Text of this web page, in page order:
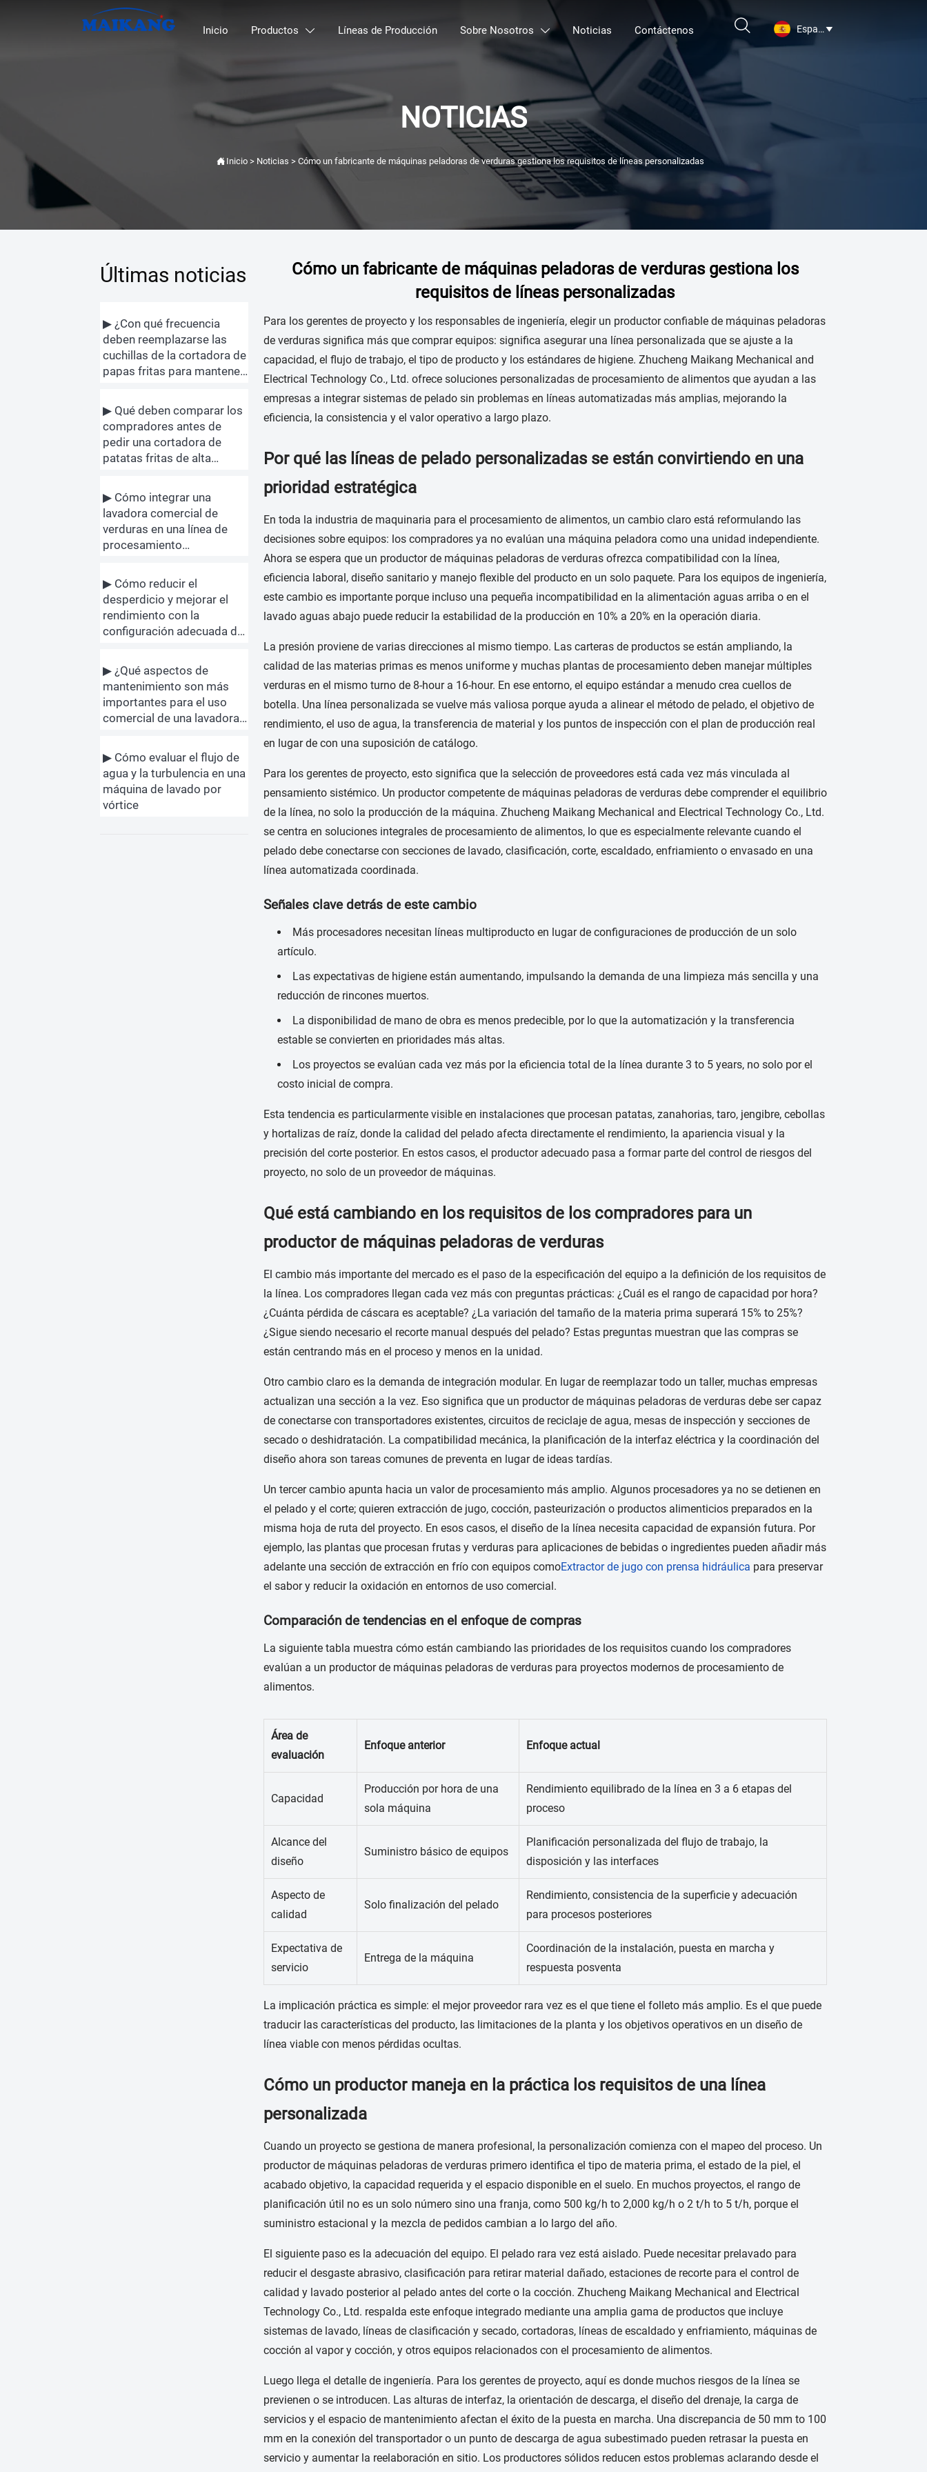
Inicio Productos  Líneas de Producción Sobre Nosotros  Noticias Contáctenos  Español 
NOTICIAS
 Inicio > Noticias > Cómo un fabricante de máquinas peladoras de verduras gestiona los requisitos de líneas personalizadas
Últimas noticias
▶ ¿Con qué frecuencia
deben reemplazarse las
cuchillas de la cortadora de
papas fritas para mantener
▶ Qué deben comparar los
compradores antes de
pedir una cortadora de
patatas fritas de alta
▶ Cómo integrar una
lavadora comercial de
verduras en una línea de
procesamiento
▶ Cómo reducir el
desperdicio y mejorar el
rendimiento con la
configuración adecuada de
fritas
▶ ¿Qué aspectos de
mantenimiento son más
importantes para el uso
comercial de una lavadora
▶ Cómo evaluar el flujo de
agua y la turbulencia en una
máquina de lavado por
vórtice
Cómo un fabricante de máquinas peladoras de verduras gestiona los
requisitos de líneas personalizadas
Para los gerentes de proyecto y los responsables de ingeniería, elegir un productor confiable de máquinas peladoras
de verduras significa más que comprar equipos: significa asegurar una línea personalizada que se ajuste a la
capacidad, el flujo de trabajo, el tipo de producto y los estándares de higiene. Zhucheng Maikang Mechanical and
Electrical Technology Co., Ltd. ofrece soluciones personalizadas de procesamiento de alimentos que ayudan a las
empresas a integrar sistemas de pelado sin problemas en líneas automatizadas más amplias, mejorando la
eficiencia, la consistencia y el valor operativo a largo plazo.
Por qué las líneas de pelado personalizadas se están convirtiendo en una
prioridad estratégica
En toda la industria de maquinaria para el procesamiento de alimentos, un cambio claro está reformulando las
decisiones sobre equipos: los compradores ya no evalúan una máquina peladora como una unidad independiente.
Ahora se espera que un productor de máquinas peladoras de verduras ofrezca compatibilidad con la línea,
eficiencia laboral, diseño sanitario y manejo flexible del producto en un solo paquete. Para los equipos de ingeniería,
este cambio es importante porque incluso una pequeña incompatibilidad en la alimentación aguas arriba o en el
lavado aguas abajo puede reducir la estabilidad de la producción en 10% a 20% en la operación diaria.
La presión proviene de varias direcciones al mismo tiempo. Las carteras de productos se están ampliando, la
calidad de las materias primas es menos uniforme y muchas plantas de procesamiento deben manejar múltiples
verduras en el mismo turno de 8-hour a 16-hour. En ese entorno, el equipo estándar a menudo crea cuellos de
botella. Una línea personalizada se vuelve más valiosa porque ayuda a alinear el método de pelado, el objetivo de
rendimiento, el uso de agua, la transferencia de material y los puntos de inspección con el plan de producción real
en lugar de con una suposición de catálogo.
Para los gerentes de proyecto, esto significa que la selección de proveedores está cada vez más vinculada al
pensamiento sistémico. Un productor competente de máquinas peladoras de verduras debe comprender el equilibrio
de la línea, no solo la producción de la máquina. Zhucheng Maikang Mechanical and Electrical Technology Co., Ltd.
se centra en soluciones integrales de procesamiento de alimentos, lo que es especialmente relevante cuando el
pelado debe conectarse con secciones de lavado, clasificación, corte, escaldado, enfriamiento o envasado en una
línea automatizada coordinada.
Señales clave detrás de este cambio
Más procesadores necesitan líneas multiproducto en lugar de configuraciones de producción de un solo
artículo.
Las expectativas de higiene están aumentando, impulsando la demanda de una limpieza más sencilla y una
reducción de rincones muertos.
La disponibilidad de mano de obra es menos predecible, por lo que la automatización y la transferencia
estable se convierten en prioridades más altas.
Los proyectos se evalúan cada vez más por la eficiencia total de la línea durante 3 to 5 years, no solo por el
costo inicial de compra.
Esta tendencia es particularmente visible en instalaciones que procesan patatas, zanahorias, taro, jengibre, cebollas
y hortalizas de raíz, donde la calidad del pelado afecta directamente el rendimiento, la apariencia visual y la
precisión del corte posterior. En estos casos, el productor adecuado pasa a formar parte del control de riesgos del
proyecto, no solo de un proveedor de máquinas.
Qué está cambiando en los requisitos de los compradores para un
productor de máquinas peladoras de verduras
El cambio más importante del mercado es el paso de la especificación del equipo a la definición de los requisitos de
la línea. Los compradores llegan cada vez más con preguntas prácticas: ¿Cuál es el rango de capacidad por hora?
¿Cuánta pérdida de cáscara es aceptable? ¿La variación del tamaño de la materia prima superará 15% to 25%?
¿Sigue siendo necesario el recorte manual después del pelado? Estas preguntas muestran que las compras se
están centrando más en el proceso y menos en la unidad.
Otro cambio claro es la demanda de integración modular. En lugar de reemplazar todo un taller, muchas empresas
actualizan una sección a la vez. Eso significa que un productor de máquinas peladoras de verduras debe ser capaz
de conectarse con transportadores existentes, circuitos de reciclaje de agua, mesas de inspección y secciones de
secado o deshidratación. La compatibilidad mecánica, la planificación de la interfaz eléctrica y la coordinación del
diseño ahora son tareas comunes de preventa en lugar de ideas tardías.
Un tercer cambio apunta hacia un valor de procesamiento más amplio. Algunos procesadores ya no se detienen en
el pelado y el corte; quieren extracción de jugo, cocción, pasteurización o productos alimenticios preparados en la
misma hoja de ruta del proyecto. En esos casos, el diseño de la línea necesita capacidad de expansión futura. Por
ejemplo, las plantas que procesan frutas y verduras para aplicaciones de bebidas o ingredientes pueden añadir más
adelante una sección de extracción en frío con equipos comoExtractor de jugo con prensa hidráulica para preservar
el sabor y reducir la oxidación en entornos de uso comercial.
Comparación de tendencias en el enfoque de compras
La siguiente tabla muestra cómo están cambiando las prioridades de los requisitos cuando los compradores
evalúan a un productor de máquinas peladoras de verduras para proyectos modernos de procesamiento de
alimentos.
Área de
evaluación
Enfoque anterior Enfoque actual
Capacidad
Producción por hora de una
sola máquina
Rendimiento equilibrado de la línea en 3 a 6 etapas del
proceso
Alcance del
diseño
Suministro básico de equipos
Planificación personalizada del flujo de trabajo, la
disposición y las interfaces
Aspecto de
calidad
Solo finalización del pelado
Rendimiento, consistencia de la superficie y adecuación
para procesos posteriores
Expectativa de
servicio
Entrega de la máquina
Coordinación de la instalación, puesta en marcha y
respuesta posventa
La implicación práctica es simple: el mejor proveedor rara vez es el que tiene el folleto más amplio. Es el que puede
traducir las características del producto, las limitaciones de la planta y los objetivos operativos en un diseño de
línea viable con menos pérdidas ocultas.
Cómo un productor maneja en la práctica los requisitos de una línea
personalizada
Cuando un proyecto se gestiona de manera profesional, la personalización comienza con el mapeo del proceso. Un
productor de máquinas peladoras de verduras primero identifica el tipo de materia prima, el estado de la piel, el
acabado objetivo, la capacidad requerida y el espacio disponible en el suelo. En muchos proyectos, el rango de
planificación útil no es un solo número sino una franja, como 500 kg/h to 2,000 kg/h o 2 t/h to 5 t/h, porque el
suministro estacional y la mezcla de pedidos cambian a lo largo del año.
El siguiente paso es la adecuación del equipo. El pelado rara vez está aislado. Puede necesitar prelavado para
reducir el desgaste abrasivo, clasificación para retirar material dañado, estaciones de recorte para el control de
calidad y lavado posterior al pelado antes del corte o la cocción. Zhucheng Maikang Mechanical and Electrical
Technology Co., Ltd. respalda este enfoque integrado mediante una amplia gama de productos que incluye
sistemas de lavado, líneas de clasificación y secado, cortadoras, líneas de escaldado y enfriamiento, máquinas de
cocción al vapor y cocción, y otros equipos relacionados con el procesamiento de alimentos.
Luego llega el detalle de ingeniería. Para los gerentes de proyecto, aquí es donde muchos riesgos de la línea se
previenen o se introducen. Las alturas de interfaz, la orientación de descarga, el diseño del drenaje, la carga de
servicios y el espacio de mantenimiento afectan el éxito de la puesta en marcha. Una discrepancia de 50 mm to 100
mm en la conexión del transportador o un punto de descarga de agua subestimado pueden retrasar la puesta en
servicio y aumentar la reelaboración en sitio. Los productores sólidos reducen estos problemas aclarando desde el